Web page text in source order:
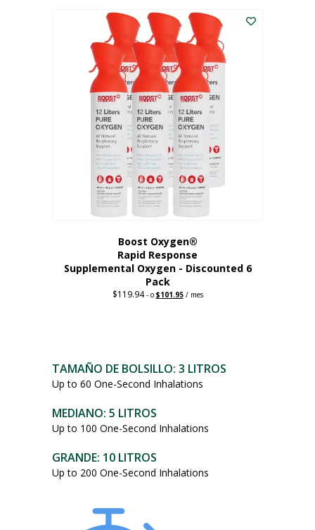
dólares.
56,67
dólares.
Boost Oxygen®
Rapid Response
Supplemental Oxygen - Discounted 6
Pack
$119.94 -o Precio
$101.95El/ mes
TAMAÑO DE BOLSILLO: 3 LITROS
Up to 60 One-Second Inhalations
MEDIANO: 5 LITROS
Up to 100 One-Second Inhalations
GRANDE: 10 LITROS
Up to 200 One-Second Inhalations